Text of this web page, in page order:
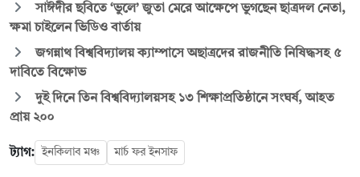
সাঈদীর ছবিতে ‘ভুলে’ জুতা মেরে আক্ষেপে ভুগছেন ছাত্রদল নেতা,
ক্ষমা চাইলেন ভিডিও বার্তায়
জগন্নাথ বিশ্ববিদ্যালয় ক্যাম্পাসে অছাত্রদের রাজনীতি নিষিদ্ধসহ ৫
দাবিতে বিক্ষোভ
দুই দিনে তিন বিশ্ববিদ্যালয়সহ ১৩ শিক্ষাপ্রতিষ্ঠানে সংঘর্ষ, আহত
প্রায় ২০০
ট্যাগ: ইনকিলাব মঞ্চ মার্চ ফর ইনসাফ